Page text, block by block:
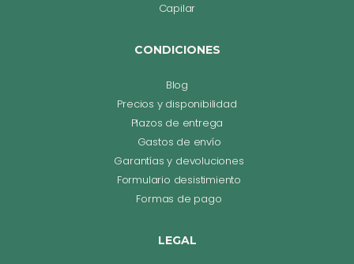
Capilar
CONDICIONES
Blog
Precios y disponibilidad
Plazos de entrega
Gastos de envío
Garantías y devoluciones
Formulario desistimiento
Formas de pago
LEGAL